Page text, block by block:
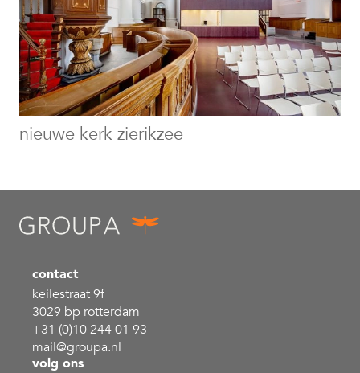
nieuwe kerk zierikzee
contact
keilestraat 9f
3029 bp rotterdam
+31 (0)10 244 01 93
mail@groupa.nl
volg ons